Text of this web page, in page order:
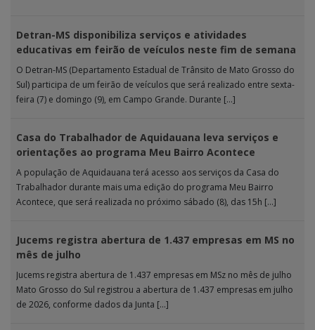
Detran-MS disponibiliza serviços e atividades
educativas em feirão de veículos neste fim de semana
O Detran-MS (Departamento Estadual de Trânsito de Mato Grosso do
Sul) participa de um feirão de veículos que será realizado entre sexta-
feira (7) e domingo (9), em Campo Grande. Durante […]
Casa do Trabalhador de Aquidauana leva serviços e
orientações ao programa Meu Bairro Acontece
A população de Aquidauana terá acesso aos serviços da Casa do
Trabalhador durante mais uma edição do programa Meu Bairro
Acontece, que será realizada no próximo sábado (8), das 15h […]
Jucems registra abertura de 1.437 empresas em MS no
mês de julho
Jucems registra abertura de 1.437 empresas em MSz no mês de julho
Mato Grosso do Sul registrou a abertura de 1.437 empresas em julho
de 2026, conforme dados da Junta […]